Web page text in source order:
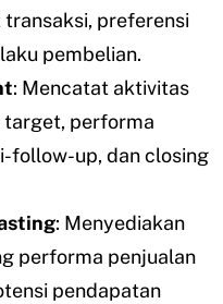
preferensi
pembelian.
: Mencatat aktivitas
target, performa
follow-up, dan closing
: Menyediakan
performa penjualan
pendapatan